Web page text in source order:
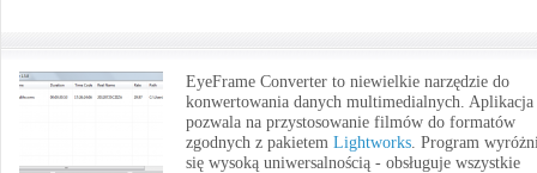
EyeFrame Converter to niewielkie narzędzie do
konwertowania danych multimedialnych. Aplikacja
pozwala na przystosowanie filmów do formatów
zgodnych z pakietem Lightworks. Program
się wysoką uniwersalnością - obsługuje wszystkie